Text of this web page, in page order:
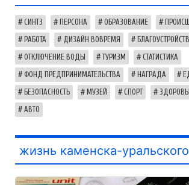
СИНТЗ ПЕРСОНА ОБРАЗОВАНИЕ
РАБОТА ДИЗАЙН ВОВРЕМЯ
ОТКЛЮЧЕНИЕ ВОДЫ ТУРИЗМ СТАТИСТИКА
ФОНД ПРЕДПРИНИМАТЕЛЬСТВА НАГРАДА
БЕЗОПАСНОСТЬ МУЗЕЙ СПОРТ
АВТО
жизнь каменска-уральского